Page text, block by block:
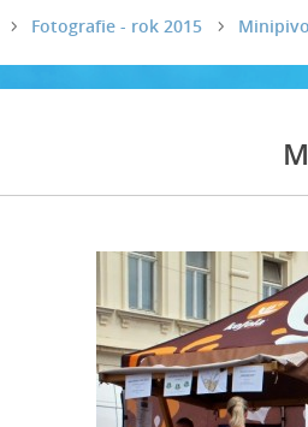
Fotografie - rok 2015